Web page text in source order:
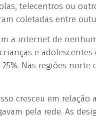
telecentros ou
coletadas entre
a internet de
e
Nas regiões
cresceu em
pela rede. As